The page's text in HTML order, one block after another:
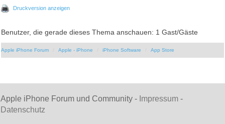
Druckversion anzeigen
Benutzer, die gerade dieses Thema anschauen: 1 Gast/Gäste
Apple iPhone Forum Apple - iPhone iPhone Software App Store
Apple iPhone Forum und Community - Impressum -
Datenschutz